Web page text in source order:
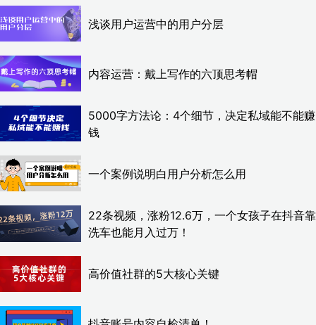
浅谈用户运营中的用户分层
内容运营：戴上写作的六顶思考帽
5000字方法论：4个细节，决定私域能不能赚
钱
一个案例说明白用户分析怎么用
22条视频，涨粉12.6万，一个女孩子在抖音靠
洗车也能月入过万！
高价值社群的5大核心关键